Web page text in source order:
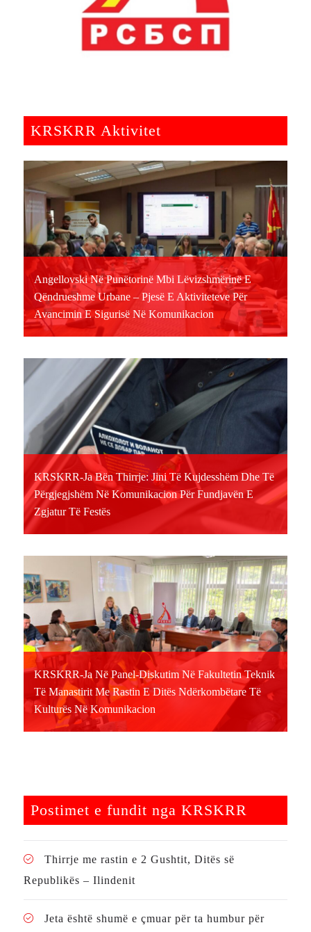
KRSKRR Aktivitet
Angellovski Në Punëtorinë Mbi Lëvizshmërinë E
Qëndrueshme Urbane – Pjesë E Aktiviteteve Për
Avancimin E Sigurisë Në Komunikacion
KRSKRR-Ja Bën Thirrje: Jini Të Kujdesshëm Dhe Të
Përgjegjshëm Në Komunikacion Për Fundjavën E
Zgjatur Të Festës
KRSKRR-Ja Në Panel-Diskutim Në Fakultetin Teknik
Të Manastirit Me Rastin E Ditës Ndërkombëtare Të
Kulturës Në Komunikacion
Postimet e fundit nga KRSKRR
Thirrje me rastin e 2 Gushtit, Ditës së
Republikës – Ilindenit
Jeta është shumë e çmuar për ta humbur për